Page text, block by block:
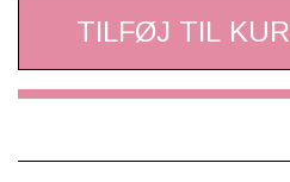
TILFØJ TIL